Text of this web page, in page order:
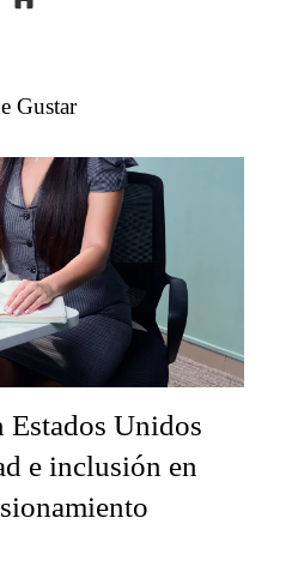
Gustar
Estados Unidos
e inclusión en